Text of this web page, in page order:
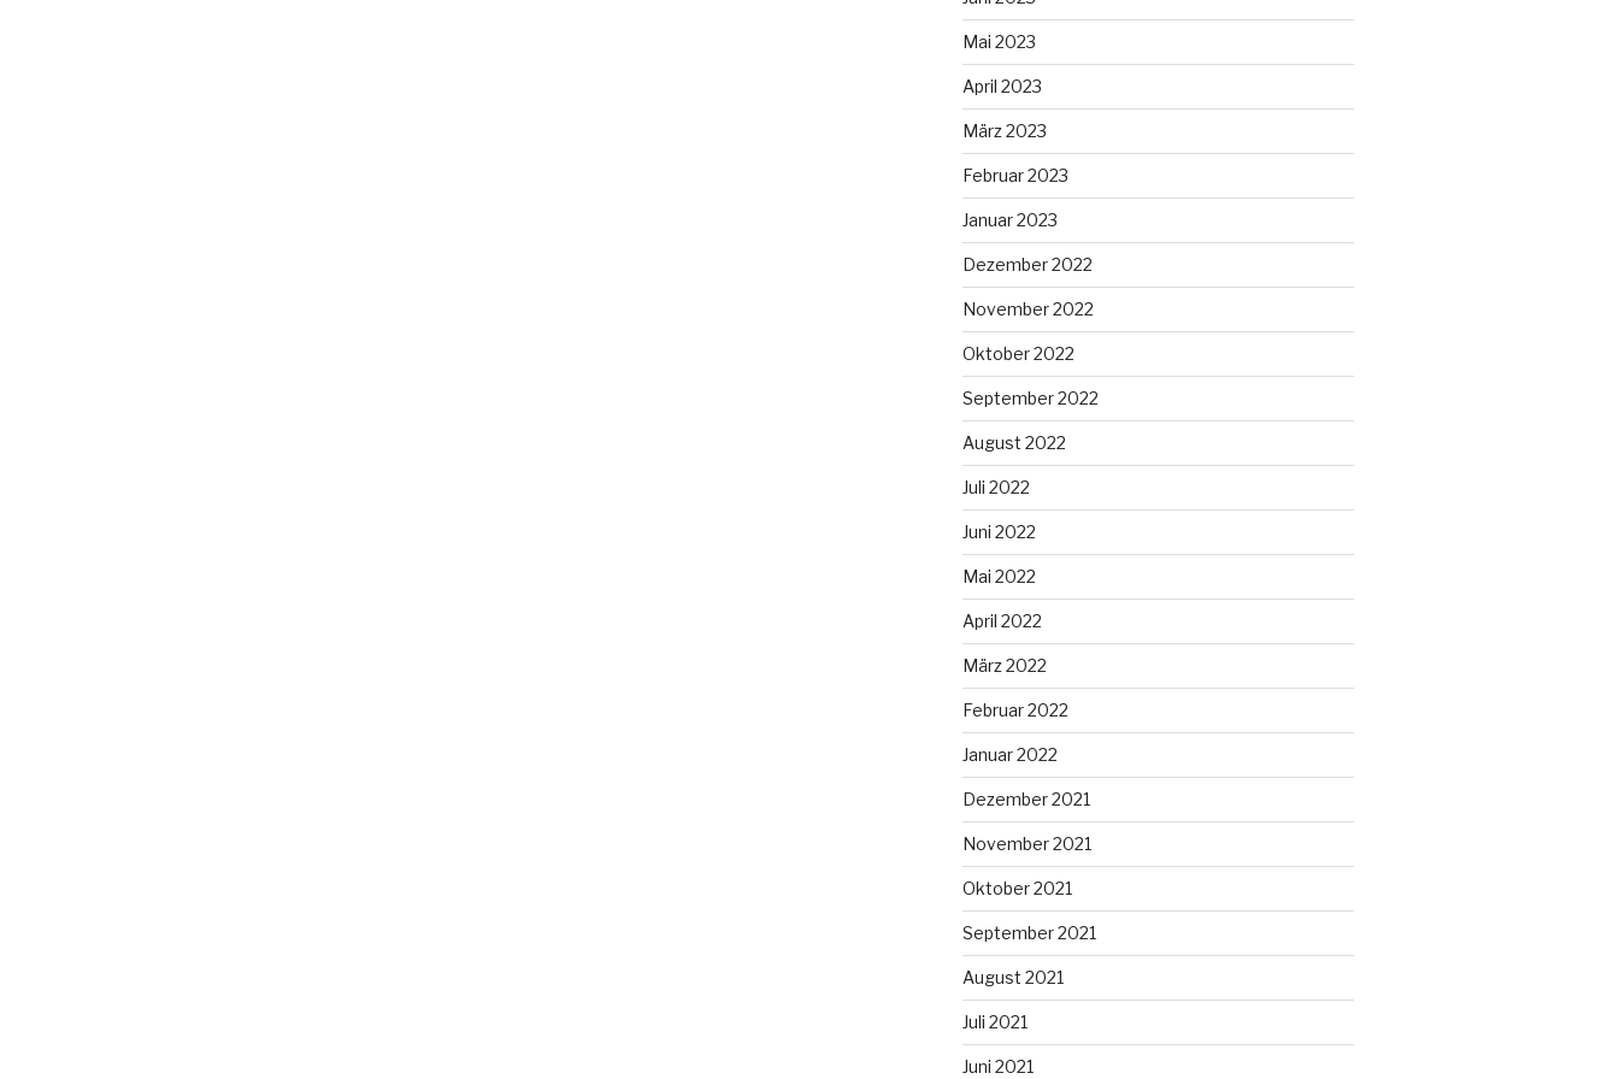
Mai 2023
April 2023
März 2023
Februar 2023
Januar 2023
Dezember 2022
November 2022
Oktober 2022
September 2022
August 2022
Juli 2022
Juni 2022
Mai 2022
April 2022
März 2022
Februar 2022
Januar 2022
Dezember 2021
November 2021
Oktober 2021
September 2021
August 2021
Juli 2021
Juni 2021